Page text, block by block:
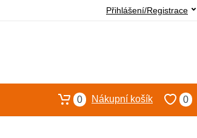
Přihlášení/Registrace
0
0 Nákupní košík